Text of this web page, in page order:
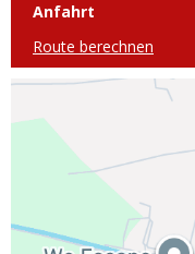
Anfahrt
Route berechnen